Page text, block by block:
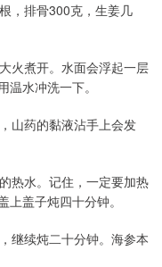
，排骨300克，生姜几
火煮开。水面会浮起一层
水冲洗一下。
山药的黏液沾手上会发
热水。记住，一定要加热
盖子炖四十分钟。
继续炖二十分钟。海参本